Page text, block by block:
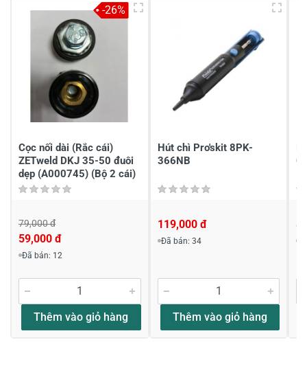
4
3
2
1
-
Chia sẻ nhận xét về sản phẩm
Viết nhận xét của bạn
Đánh giá sao
Cọc nối dài (Rắc cái)
ZETweld DKJ 35-50 đuôi
dẹp (A000745) (Bộ 2 cái)
79,000 đ
59,000 đ
Đã bán: 12
Thêm vào giỏ hàng
-26%
Hút chì Pro'skit 8PK-
366NB
119,000 đ
Đã bán: 34
Thêm vào giỏ hàng